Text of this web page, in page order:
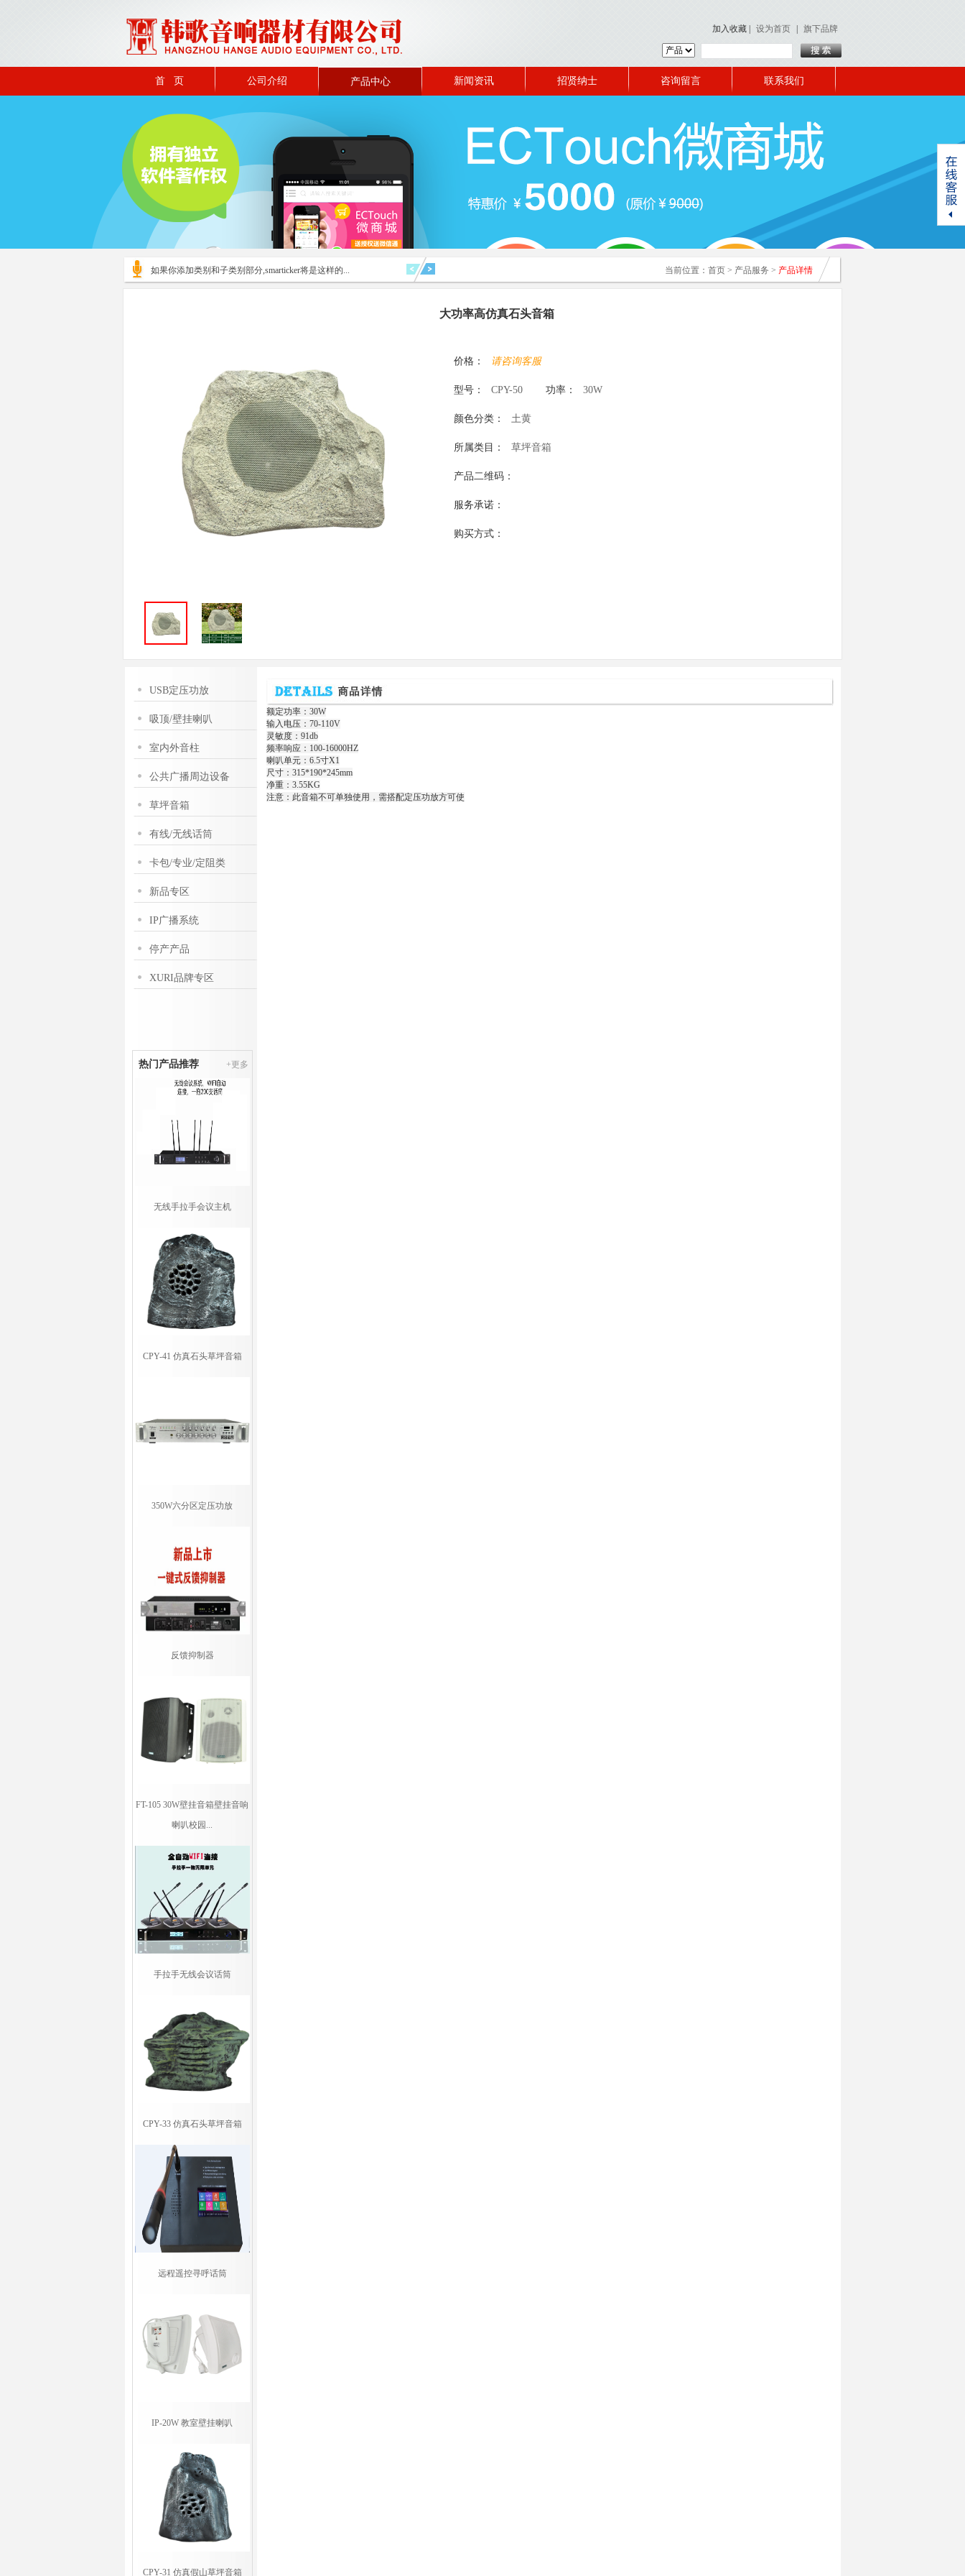
加入收藏 设为首页 旗下品牌
首 页 公司介绍 产品中心 新闻资讯 招贤纳士 咨询留言 联系我们
如果你添加类别和子类别部分,smarticker将是这样的... 当前位置： 首页 > 产品服务 > 产品详情
大功率高仿真石头音箱
价格： 请咨询客服
型号： CPY-50 功率： 30W
颜色分类： 土黄
所属类目： 草坪音箱
产品二维码：
服务承诺：
购买方式：
USB定压功放
吸顶/壁挂喇叭
室内外音柱
公共广播周边设备
草坪音箱
有线/无线话筒
卡包/专业/定阻类
新品专区
IP广播系统
停产产品
XURI品牌专区
热门产品推荐 +更多
无线手拉手会议主机
CPY-41 仿真石头草坪音箱
350W六分区定压功放
反馈抑制器
FT-105 30W壁挂音箱壁挂音响
喇叭校园...
手拉手无线会议话筒
CPY-33 仿真石头草坪音箱
远程遥控寻呼话筒
IP-20W 教室壁挂喇叭
CPY-31 仿真假山草坪音箱
额定功率：30W
输入电压：70-110V
灵敏度：91db
频率响应：100-16000HZ
喇叭单元：6.5寸X1
尺寸：315*190*245mm
净重：3.55KG
注意：此音箱不可单独使用，需搭配定压功放方可使